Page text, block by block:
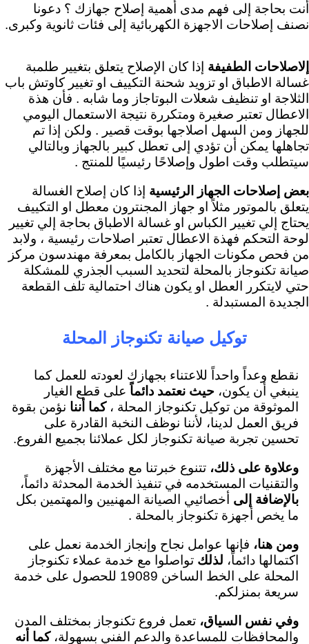
أنت بحاجة إلى فهم مدى أهمية إصلاح جهازك ؟ دعونا
نصنف إصلاحات الاجهزة الكهربائية إلى فئات ثانوية وكبرى.
إلاصلاحات الطفيفة إذا كان الإصلاح يتعلق بتغيير طلمبة
غسالة الاطباق او تزويد شحنة التكييف او تغيير كاوتش باب
الثلاجة او تنظيف شعلات البوتاجاز وما شابه . فأن هذة
الاعطال تعتبر صغيرة ومتكررة نتيجة الاستعمال اليومي
للجهاز ومن السهل اصلاجها بوقت قصير . ولكن إذا تم
تجاهلها يمكن أن تؤدي إلى تعطل كبير بالجهاز وبالتالي
سيتطلب وقت اطول وإصلاحًا رئيسيًا للمنتج .
بعض إصلاحات الجهاز الرئيسية إذا كان إصلاح الغسالة
يتعلق بالموتور مثلاً او جهاز المجنترون معطل او التكييف
يحتاج إلي تغيير الكباس او غسالة الاطباق بحاجة إلي تغيير
لوحة التحكم فهذة الاعطال تعتبر اصلاحات رئيسية ، ولابد
من فحص مكونات الجهاز بالكامل بمعرفة مهندسون مركز
صيانة تكنوجاز بالمحلة لتحديد السبب الجذري للمشكلة
حتي لايتكرر العطل او يكون هناك احتمالية تلف القطعة
الجديدة المستبدلة .
توكيل صيانة تكنوجاز المحلة
نقطع وعداً واحداً للاعتناء بجهازك لعودته للعمل كما
ينبغي أن يكون، حيث نعتمد دائماً على قطع الغيار
الموثوقة من توكيل تكنوجاز المحلة ،كما أننا نؤمن بقوة
فريق العمل لدينا، لأننا نوظف النخبة القادرة على
تحسين تجربة صيانة تكنوجاز لكل عملائنا بجميع الفروع.
وعلاوة على ذلك، تتنوع خبرتنا مع مختلف الأجهزة
والتقنيات المستخدمه في تنفيذ الخدمة المحدثة دائماً،
بالإضافة إلى أخصائيي الصيانة المهنيين والمهتمين بكل
ما يخص أجهزة تكنوجاز بالمحلة .
ومن هنا، فإنها عوامل نجاح وإنجاز الخدمة نعمل على
اكتمالها دائماً، لذلك تواصلوا مع خدمة عملاء تكنوجاز
المحلة على الخط الساخن 19089 للحصول على خدمة
سريعة بمنزلكم.
وفي نفس السياق، تعمل فروع تكنوجاز بمختلف المدن
والمحافظات للمساعدة والدعم الفني بسهولة،كما أنه